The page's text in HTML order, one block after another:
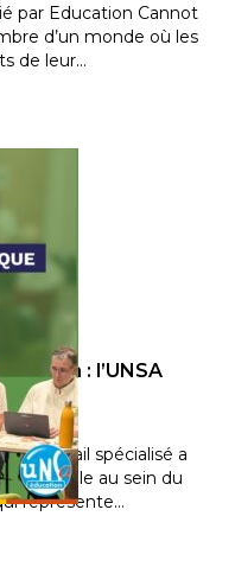
par Education Cannot
d’un monde où les
de leur…
: l’UNSA
de travail spécialisé a
de l’Ecole au sein du
représente…